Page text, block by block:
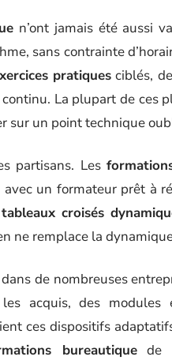
n’ont jamais été aussi
sans contrainte
pratiques ciblés,
La plupart de ces
sur un point technique
partisans. Les
un formateur prêt à
tableaux croisés
ne remplace la
de nombreuses
acquis, des
ces dispositifs
bureautiquede